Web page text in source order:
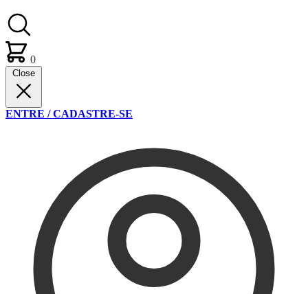
0
Close
ENTRE / CADASTRE-SE